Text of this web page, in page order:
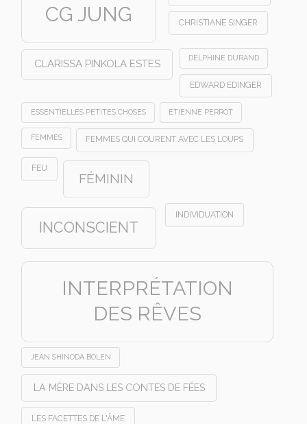
CG JUNG CHRISTIANE SINGER
CLARISSA PINKOLA ESTES DELPHINE DURAND
EDWARD EDINGER
ESSENTIELLES PETITES CHOSES ETIENNE PERROT
FEMMES FEMMES QUI COURENT AVEC LES LOUPS
FEU
FÉMININ
INCONSCIENT
INDIVIDUATION
INTERPRÉTATION
DES RÊVES
JEAN SHINODA BOLEN
LA MÈRE DANS LES CONTES DE FÉES
LES FACETTES DE L'ÂME